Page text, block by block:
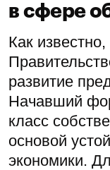
в сфере
Как
развитие
Начавший
класс
основой
экономики.